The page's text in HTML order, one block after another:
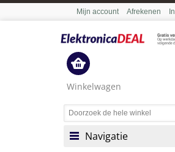
Mijn account Afrekenen
Winkelwagen
Navigatie